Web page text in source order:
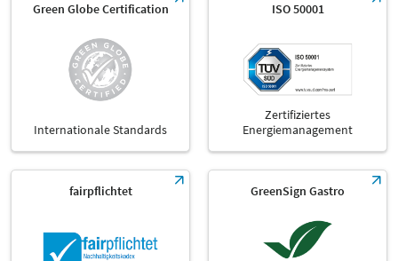
Green Globe Certification
Internationale Standards
ISO 50001
Zertifiziertes
Energiemanagement
fairpflichtet GreenSign Gastro